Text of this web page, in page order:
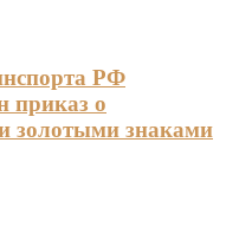
РФ
приказ о
золотыми знаками